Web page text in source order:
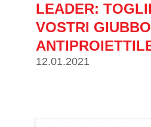
LEADER:
VOSTRI
12.01.2021